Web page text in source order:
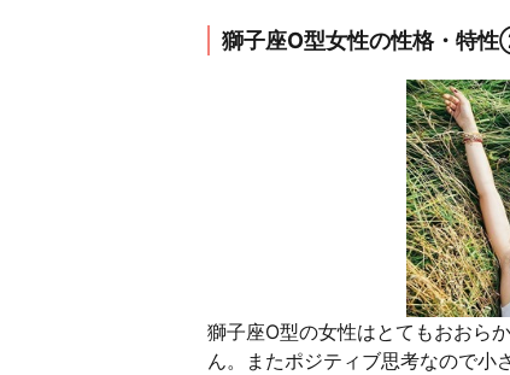
獅子座O型女性の性格・特
獅子座O型の女性はとてもおおら
ん。またポジティブ思考なので小